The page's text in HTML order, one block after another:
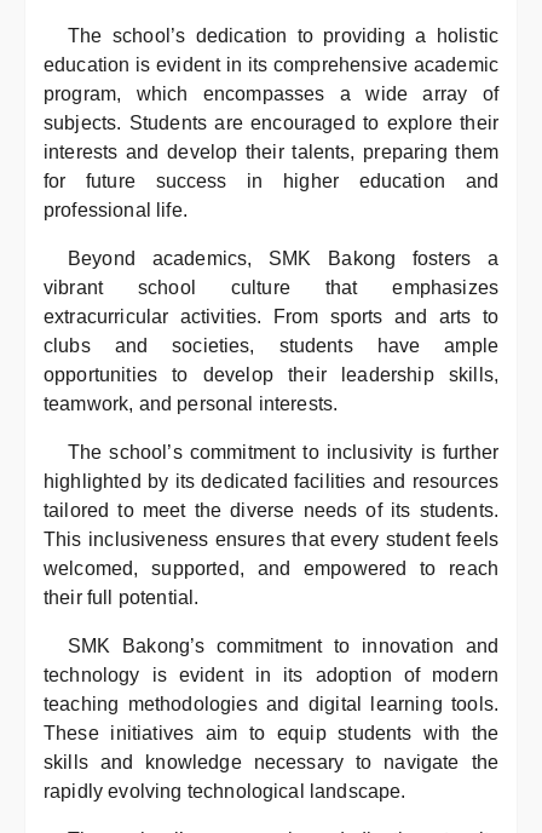
The school’s dedication to providing a holistic
education is evident in its comprehensive academic
program, which encompasses a wide array of
subjects. Students are encouraged to explore their
interests and develop their talents, preparing them
for future success in higher education and
professional life.
Beyond academics, SMK Bakong fosters a
vibrant school culture that emphasizes
extracurricular activities. From sports and arts to
clubs and societies, students have ample
opportunities to develop their leadership skills,
teamwork, and personal interests.
The school’s commitment to inclusivity is further
highlighted by its dedicated facilities and resources
tailored to meet the diverse needs of its students.
This inclusiveness ensures that every student feels
welcomed, supported, and empowered to reach
their full potential.
SMK Bakong’s commitment to innovation and
technology is evident in its adoption of modern
teaching methodologies and digital learning tools.
These initiatives aim to equip students with the
skills and knowledge necessary to navigate the
rapidly evolving technological landscape.